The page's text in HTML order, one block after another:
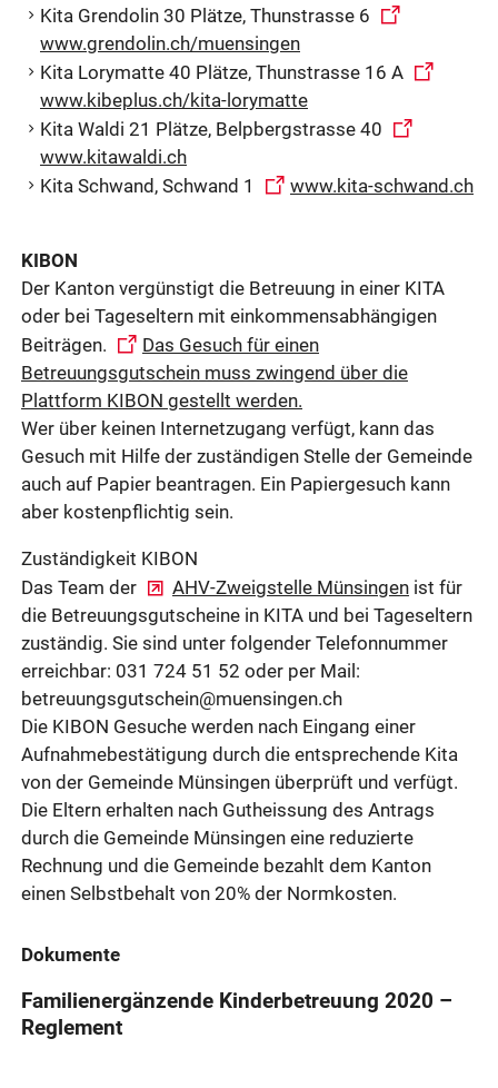
Kita Grendolin 30 Plätze, Thunstrasse 6
www.grendolin.ch/muensingen
Kita Lorymatte 40 Plätze, Thunstrasse 16 A
www.kibeplus.ch/kita-lorymatte
Kita Waldi 21 Plätze, Belpbergstrasse 40
www.kitawaldi.ch
Kita Schwand, Schwand 1
www.kita-schwand.ch
KIBON
Der Kanton vergünstigt die Betreuung in einer KITA
oder bei Tageseltern mit einkommensabhängigen
Beiträgen.
Das Gesuch für einen
Betreuungsgutschein muss zwingend über die
Plattform KIBON gestellt werden.
Wer über keinen Internetzugang verfügt, kann das
Gesuch mit Hilfe der zuständigen Stelle der Gemeinde
auch auf Papier beantragen. Ein Papiergesuch kann
aber kostenpflichtig sein.
Zuständigkeit KIBON
Das Team der
AHV-Zweigstelle Münsingen ist für
die Betreuungsgutscheine in KITA und bei Tageseltern
zuständig. Sie sind unter folgender Telefonnummer
erreichbar: 031 724 51 52 oder per Mail:
betreuungsgutschein@muensingen.ch
Die KIBON Gesuche werden nach Eingang einer
Aufnahmebestätigung durch die entsprechende Kita
von der Gemeinde Münsingen überprüft und verfügt.
Die Eltern erhalten nach Gutheissung des Antrags
durch die Gemeinde Münsingen eine reduzierte
Rechnung und die Gemeinde bezahlt dem Kanton
einen Selbstbehalt von 20% der Normkosten.
Dokumente
Familienergänzende Kinderbetreuung 2020 –
Reglement